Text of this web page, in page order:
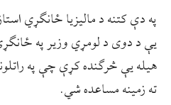
په دې کتنه د مالیزیا ځانګړي
یې د دوی د لومړي وزیر په
هیله يې څرګنده کړې چې په
ته زمینه مساعده شي.